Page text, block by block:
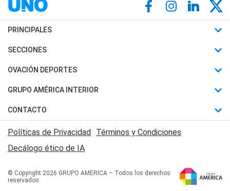
PRINCIPALES
Últimas Noticias
Política
Judiciales
Economia
SECCIONES
Horóscopo
Motores
Trucos caseros
Series y Películas
Edictos y Solicitadas
OVACIÓN DEPORTES
Fútbol
Mundial
Automovilismo
Rugby
Básquet
GRUPO AMÉRICA INTERIOR
Canal 7 en Vivo
San Juan 8
CONTACTO
Acerca de Nosotros
Contactanos
Políticas de Privacidad Términos y Condiciones
Decálogo ético de IA
© Copyright 2026 GRUPO AMERICA – Todos los derechos
reservados